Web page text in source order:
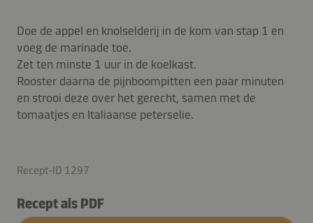
Doe de appel en knolselderij in de kom van stap 1 en
voeg de marinade toe.
Zet ten minste 1 uur in de koelkast.
Rooster daarna de pijnboompitten een paar minuten
en strooi deze over het gerecht, samen met de
tomaatjes en Italiaanse peterselie.
Recept-ID 1297
Recept als PDF